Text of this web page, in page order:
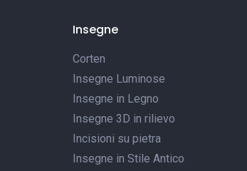
Insegne
Corten
Insegne Luminose
Insegne in Legno
Insegne 3D in rilievo
Incisioni su pietra
Insegne in Stile Antico